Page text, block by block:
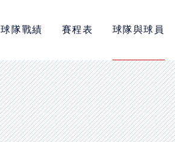
球隊戰績 賽程表 球隊與球員
隱私權政策
網站使用條款
LINK